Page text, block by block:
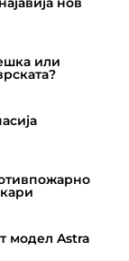
или
модел Astra